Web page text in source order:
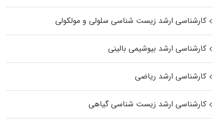
کارشناسی ارشد زیست شناسی سلولی و مولکولی
کارشناسی ارشد بیوشیمی بالینی
کارشناسی ارشد ریاضی
کارشناسی ارشد زیست‌ شناسی گیاهی